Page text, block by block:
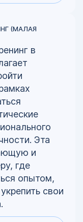
(МАЛАЯ
в
Эта
и
где
опытом,
свои